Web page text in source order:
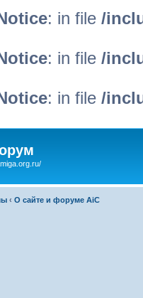
: in file /
: in file /
: in file /
‹ О сайте и форуме AiC